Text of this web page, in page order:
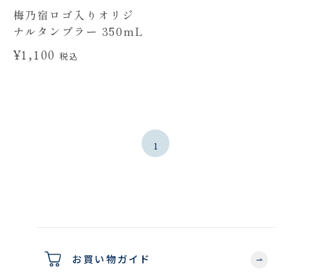
梅乃宿ロゴ入りオリジ
ナルタンブラー 350mL
¥1,100税込
1
お買い物ガイド